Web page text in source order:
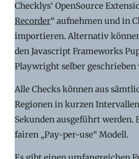
Checklys‘ OpenSource
Recorder“ aufnehmen und in
importieren. Alternativ
den Javascript Frameworks
Playwright selber geschrieben
Alle Checks können aus
Regionen in kurzen
Sekunden ausgeführt werden.
fairen „Pay-per-use“ Modell.